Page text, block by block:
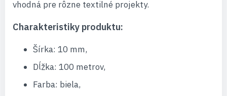
vhodná pre rôzne textilné projekty.
Charakteristiky produktu:
Šírka: 10 mm,
Dĺžka: 100 metrov,
Farba: biela,